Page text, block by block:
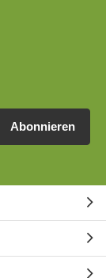
Abonnieren